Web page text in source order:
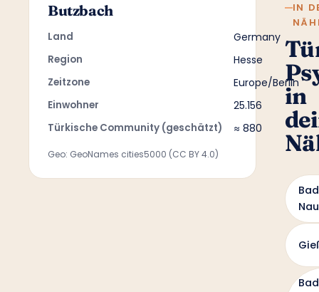
Butzbach
Land Germany
Region Hesse
Zeitzone Europe/Berlin
Einwohner 25.156
Türkische Community (geschätzt) ≈ 880
Geo: GeoNames cities5000 (CC BY 4.0)
IN
in
Bad
Bad